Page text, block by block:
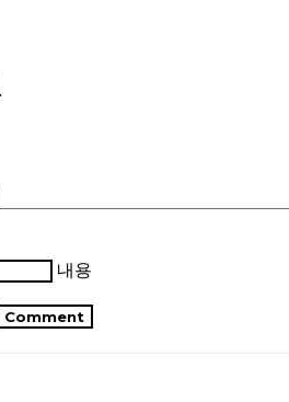
내용
Comment